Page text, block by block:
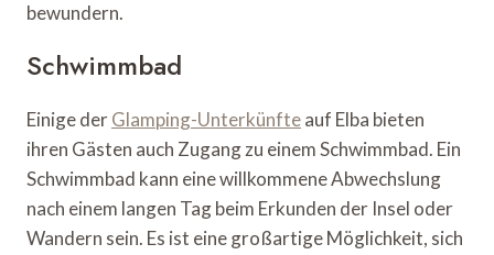
bewundern.
Schwimmbad
Einige derGlamping-Unterkünfteauf Elba bieten
ihren Gästen auch Zugang zu einem Schwimmbad. Ein
Schwimmbad kann eine willkommene Abwechslung
nach einem langen Tag beim Erkunden der Insel oder
Wandern sein. Es ist eine großartige Möglichkeit, sich